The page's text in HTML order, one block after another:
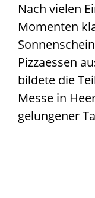
Nach vielen
Momenten
Pizzaessen
bildete die
Messe in
gelungener